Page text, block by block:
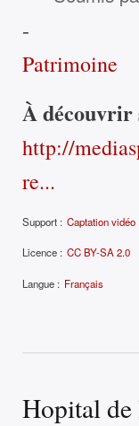
-
Patrimoine
À découvrir
http://
re...
Support : Captation vidéo
Licence : CC BY-SA 2.0
Langue : Français
Hopital